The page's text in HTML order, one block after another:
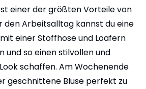
einer der größten Vorteile von
den Arbeitsalltag kannst du eine
einer Stoffhose und Loafern
und so einen stilvollen und
schaffen. Am Wochenende
geschnittene Bluse perfekt zu